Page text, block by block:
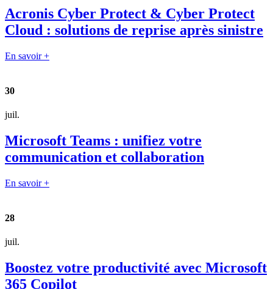
Acronis Cyber Protect & Cyber Protect
Cloud : solutions de reprise après sinistre
En savoir +
30
juil.
Microsoft Teams : unifiez votre
communication et collaboration
En savoir +
28
juil.
Boostez votre productivité avec Microsoft
365 Copilot